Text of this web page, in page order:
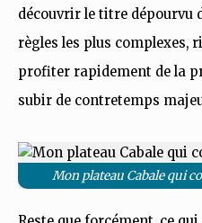
découvrir le titre dépourvu
règles les plus complexes,
profiter rapidement de la
subir de contretemps
Mon plateau Cabale qui